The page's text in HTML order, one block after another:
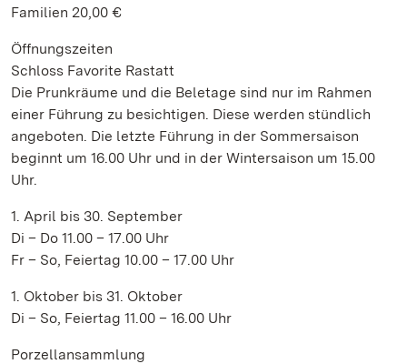
Familien 20,00 €
Öffnungszeiten
Schloss Favorite Rastatt
Die Prunkräume und die Beletage sind nur im Rahmen
einer Führung zu besichtigen. Diese werden stündlich
angeboten. Die letzte Führung in der Sommersaison
beginnt um 16.00 Uhr und in der Wintersaison um 15.00
Uhr.
1. April bis 30. September
Di – Do 11.00 – 17.00 Uhr
Fr – So, Feiertag 10.00 – 17.00 Uhr
1. Oktober bis 31. Oktober
Di – So, Feiertag 11.00 – 16.00 Uhr
Porzellansammlung